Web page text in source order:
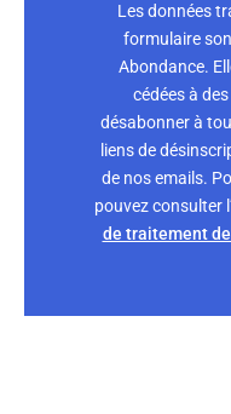
Les données
formulaire
Abondance.
cédées à
désabonner à
liens de
de nos emails.
pouvez consulter
de traitement